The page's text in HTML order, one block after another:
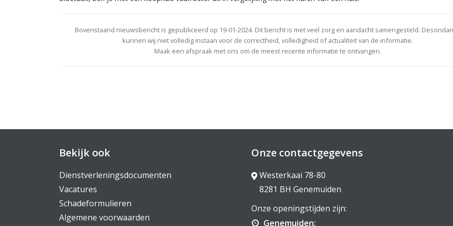
Bovenstaand nieuwsbericht is gepubliceerd op 19-01-2024. Dit bericht is met veel zorg en aandacht samengesteld.
kunnen wij niet volledig instaan voor de correctheid, volledigheid of actualiteit van de informatie.
Maak een afspraak met ons om de meest recente informatie te ontvangen.
Bekijk ook
Dienstverleningsdocumenten
Vacatures
Schadeformulieren
Algemene voorwaarden
Onze contactgegevens
Westerkaai 78-80
8281 BH Genemuiden
Onze openingstijden zijn:
Genemuiden: